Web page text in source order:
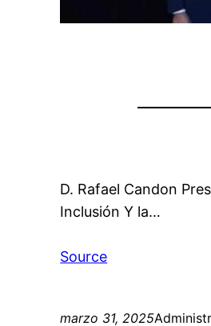
D. Rafael Candon
Inclusión Y la…
Source
marzo 31, 2025